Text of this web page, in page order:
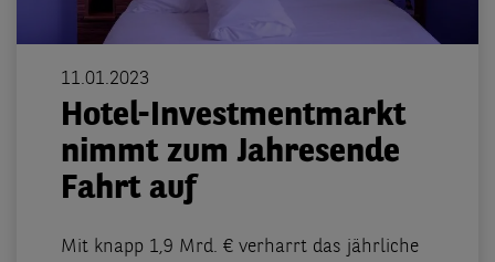
11.01.2023
Hotel-Investmentmarkt
nimmt zum Jahresende
Fahrt auf
Mit knapp 1,9 Mrd. € verharrt das jährliche